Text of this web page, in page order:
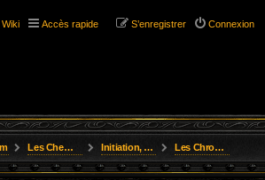
Wiki Accès rapide Connexion
S’enregistrer
Les Chemins de L'Aventure Initiation, Scénarios Courts Les Chroniques des Aventures